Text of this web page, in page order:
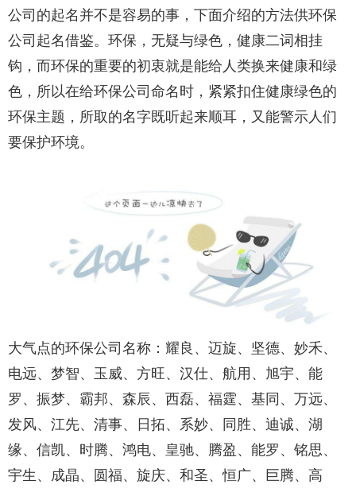
公司的起名并不是容易的事，下面介绍的方法供环保
公司起名借鉴。环保，无疑与绿色，健康二词相挂
钩，而环保的重要的初衷就是能给人类换来健康和绿
色，所以在给环保公司命名时，紧紧扣住健康绿色的
环保主题，所取的名字既听起来顺耳，又能警示人们
要保护环境。
大气点的环保公司名称：耀良、迈旋、坚德、妙禾、
电远、梦智、玉威、方旺、汉仕、航用、旭宇、能
罗、振梦、霸邦、森辰、西磊、福霆、基同、万远、
发风、江先、清事、日拓、系妙、同胜、迪诚、湖
缘、信凯、时腾、鸿电、皇驰、腾盈、能罗、铭思、
宇生、成晶、圆福、旋庆、和圣、恒广、巨腾、高